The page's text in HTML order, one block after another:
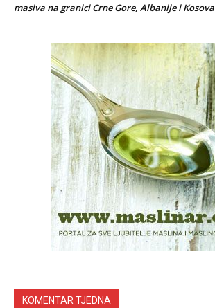
masiva na granici Crne Gore, Albanije i Kosova
KOMENTAR TJEDNA